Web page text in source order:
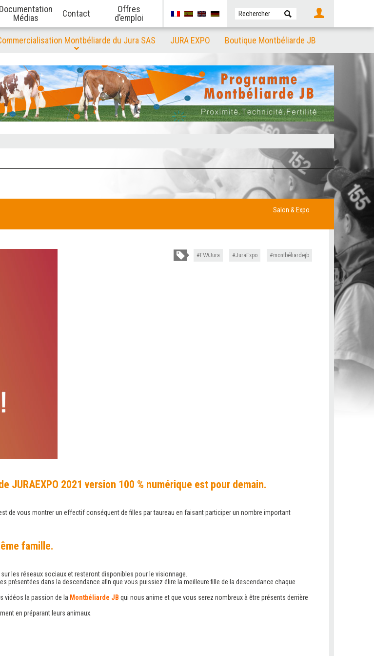
Documentation
Médias
Contact
Offres
d’emploi
Montbéliarde du Jura SAS JURA EXPO Boutique Montbéliarde JB
Salon & Expo
EVAJura JuraExpo montbéliardejb
2021 version 100 % numérique est pour demain.
de vous montrer un effectif conséquent de filles par taureau en faisant participer un nombre important
famille.
les réseaux sociaux et resteront disponibles pour le visionnage.
présentées dans la descendance afin que vous puissiez élire la meilleure fille de la descendance chaque
vidéos la passion de la Montbéliarde JB qui nous anime et que vous serez nombreux à être présents derrière
en préparant leurs animaux.